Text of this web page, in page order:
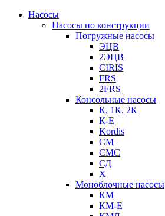
Насосы
Насосы по конструкции
Погружные насосы
ЭЦВ
2ЭЦВ
CIRIS
FRS
2FRS
Консольные насосы
К, 1К, 2К
К-Е
Kordis
СМ
СМС
СД
Х
Моноблочные насосы
КМ
КМ-Е